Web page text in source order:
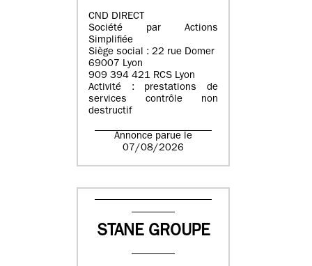
CND DIRECT
Société par Actions
Simplifiée
Siège social : 22 rue Domer
69007 Lyon
909 394 421 RCS Lyon
Activité : prestations de
services contrôle non
destructif
Annonce parue le
07/08/2026
STANE GROUPE